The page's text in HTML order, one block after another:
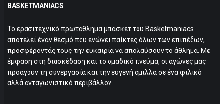
BASKETMANIACS
Το ερασιτεχνικό πρωτάθλημα μπάσκετ του Basketmaniacs
αποτελεί έναν θεσμό που ενώνει παίκτες όλων των επιπέδων,
προσφέροντάς τους την ευκαιρία να απολαύσουν το άθλημα. Με
έμφαση στη διασκέδαση και το ομαδικό πνεύμα, οι αγώνες μας
προάγουν τη συνεργασία και την ευγενή άμιλλα σε ένα φιλικό
αλλά ανταγωνιστικό περιβάλλον.